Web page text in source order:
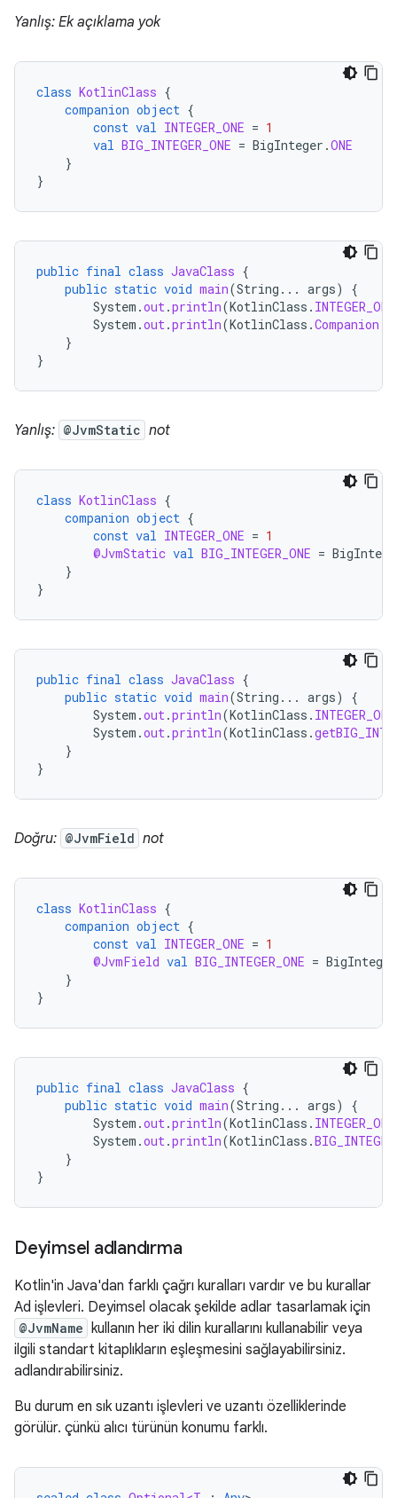
Yanlış: Ek açıklama yok
class KotlinClass {
companion object {
const val INTEGER_ONE = 1
val BIG_INTEGER_ONE = BigInteger .ONE
}
}
public final class JavaClass {
public static void main(String ... args)
{
System .out.println(KotlinClass . INTEGER_ONE
System .out.println(KotlinClass .Companion
}
}
Yanlış: @JvmStatic not
class KotlinClass {
companion object {
const val INTEGER_ONE = 1
@JvmStatic val BIG_INTEGER_ONE =
}
}
public final class JavaClass {
public static void main(String ... args)
{
System .out.println(KotlinClass . INTEGER_ONE
System .out.println(KotlinClass .
}
}
Doğru: @JvmField not
class KotlinClass {
companion object {
const val INTEGER_ONE = 1
@JvmField val BIG_INTEGER_ONE = BigInteger
}
}
public final class JavaClass {
public static void main(String ... args)
{
System .out.println(KotlinClass . INTEGER_ONE
System .out.println(KotlinClass .
}
}
Deyimsel adlandırma
Kotlin'in Java'dan farklı çağrı kuralları vardır ve bu kurallar
Ad işlevleri. Deyimsel olacak şekilde adlar tasarlamak için
@JvmName kullanın her iki dilin kurallarını kullanabilir veya
ilgili standart kitaplıkların eşleşmesini sağlayabilirsiniz.
adlandırabilirsiniz.
Bu durum en sık uzantı işlevleri ve uzantı özelliklerinde
görülür. çünkü alıcı türünün konumu farklı.